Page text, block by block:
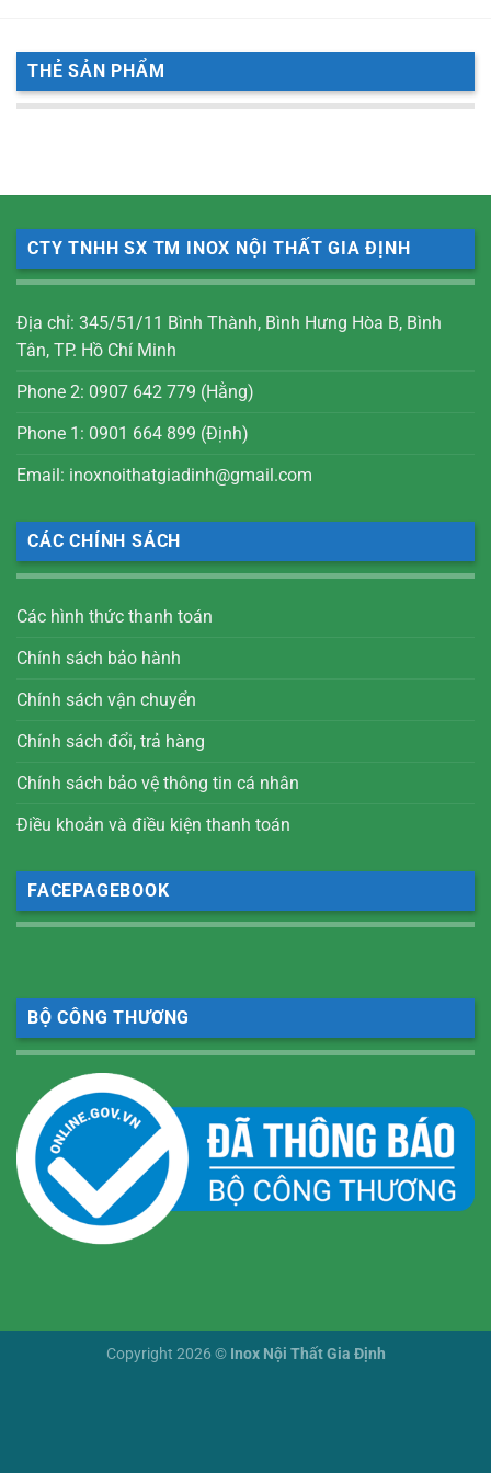
THẺ SẢN PHẨM
CTY TNHH SX TM INOX NỘI THẤT GIA ĐỊNH
Địa chỉ: 345/51/11 Bình Thành, Bình Hưng Hòa B, Bình
Tân, TP. Hồ Chí Minh
Phone 2: 0907 642 779 (Hằng)
Phone 1: 0901 664 899 (Định)
Email: inoxnoithatgiadinh@gmail.com
CÁC CHÍNH SÁCH
Các hình thức thanh toán
Chính sách bảo hành
Chính sách vận chuyển
Chính sách đổi, trả hàng
Chính sách bảo vệ thông tin cá nhân
Điều khoản và điều kiện thanh toán
FACEPAGEBOOK
BỘ CÔNG THƯƠNG
Copyright 2026 © Inox Nội Thất Gia Định